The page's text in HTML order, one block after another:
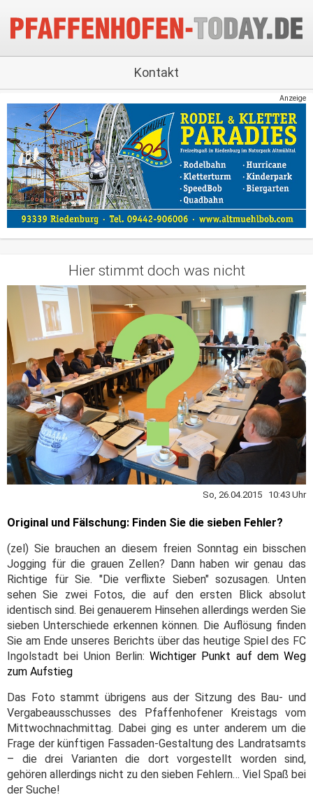
Kontakt
Anzeige
Hier stimmt doch was nicht
So, 26.04.2015 10:43 Uhr
Original und Fälschung: Finden Sie die sieben Fehler?
(zel) Sie brauchen an diesem freien Sonntag ein bisschen
Jogging für die grauen Zellen? Dann haben wir genau das
Richtige für Sie. "Die verflixte Sieben" sozusagen. Unten
sehen Sie zwei Fotos, die auf den ersten Blick absolut
identisch sind. Bei genauerem Hinsehen allerdings werden Sie
sieben Unterschiede erkennen können. Die Auflösung finden
Sie am Ende unseres Berichts über das heutige Spiel des FC
Ingolstadt bei Union Berlin: Wichtiger Punkt auf dem Weg
zum Aufstieg
Das Foto stammt übrigens aus der Sitzung des Bau- und
Vergabeausschusses des Pfaffenhofener Kreistags vom
Mittwochnachmittag. Dabei ging es unter anderem um die
Frage der künftigen Fassaden-Gestaltung des Landratsamts
– die drei Varianten die dort vorgestellt worden sind,
gehören allerdings nicht zu den sieben Fehlern… Viel Spaß bei
der Suche!